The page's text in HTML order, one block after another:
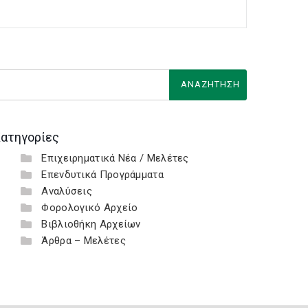
Επιχειρηματικά Νέα / Μελέτες
Επενδυτικά Προγράμματα
Αναλύσεις
Φορολογικό Αρχείο
Βιβλιοθήκη Αρχείων
Άρθρα – Μελέτες